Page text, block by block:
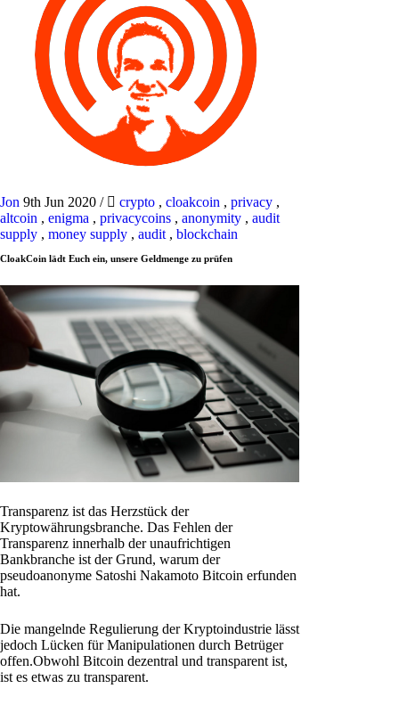
Jon 9th Jun 2020 / crypto , cloakcoin , privacy ,
altcoin , enigma , privacycoins , anonymity , audit
supply , money supply , audit , blockchain
CloakCoin lädt Euch ein, unsere Geldmenge zu prüfen
Transparenz ist das Herzstück der
Kryptowährungsbranche. Das Fehlen der
Transparenz innerhalb der unaufrichtigen
Bankbranche ist der Grund, warum der
pseudoanonyme Satoshi Nakamoto Bitcoin erfunden
hat.
Die mangelnde Regulierung der Kryptoindustrie lässt
jedoch Lücken für Manipulationen durch Betrüger
offen.Obwohl Bitcoin dezentral und transparent ist,
ist es etwas zu transparent.